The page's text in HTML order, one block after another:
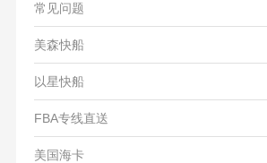
常见问题
美森快船
以星快船
FBA专线直送
美国海卡